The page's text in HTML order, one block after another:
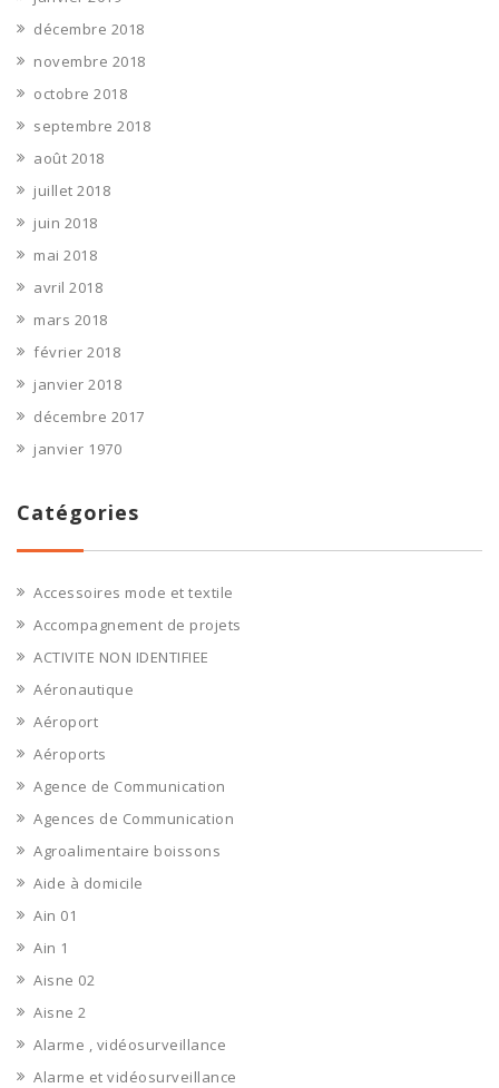
décembre 2018
novembre 2018
octobre 2018
septembre 2018
août 2018
juillet 2018
juin 2018
mai 2018
avril 2018
mars 2018
février 2018
janvier 2018
décembre 2017
janvier 1970
Catégories
Accessoires mode et textile
Accompagnement de projets
ACTIVITE NON IDENTIFIEE
Aéronautique
Aéroport
Aéroports
Agence de Communication
Agences de Communication
Agroalimentaire boissons
Aide à domicile
Ain 01
Ain 1
Aisne 02
Aisne 2
Alarme , vidéosurveillance
Alarme et vidéosurveillance